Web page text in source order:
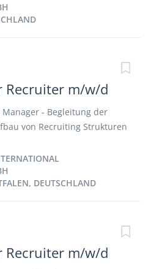
Recruiter m/w/d
- Begleitung der
von Recruiting Strukturen
der Change Situation -
- Erstellung eines
Maßnahmen der
DEUTSCHLAND
Recruiter m/w/d